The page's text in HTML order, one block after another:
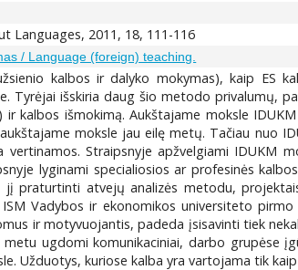
Languages, 2011, 18, 111-116
/ Language (foreign) teaching.
kalbos ir dalyko mokymas), kaip ES
Tyrėjai išskiria daug šio metodo privalumų,
kalbos išmokimą. Aukštajame moksle
moksle jau eilę metų. Tačiau nuo
vertinamos. Straipsnyje apžvelgiami IDUKM
lyginami specialiosios ar profesinės
jį praturtinti atvejų analizės metodu,
Vadybos ir ekonomikos universiteto
ir motyvuojantis, padeda įsisavinti tiek
ugdomi komunikaciniai, darbo grupėse
Užduotys, kuriose kalba yra vartojama tik